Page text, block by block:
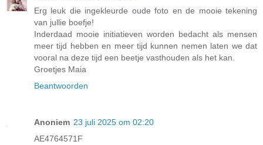
Erg leuk die ingekleurde oude foto en de mooie tekening
van jullie boefje!
Inderdaad mooie initiatieven worden bedacht als mensen
meer tijd hebben en meer tijd kunnen nemen laten we dat
vooral na deze tijd een beetje vasthouden als het kan.
Groetjes Maia
Beantwoorden
Anoniem 23 juli 2025 om 02:20
AE4764571F